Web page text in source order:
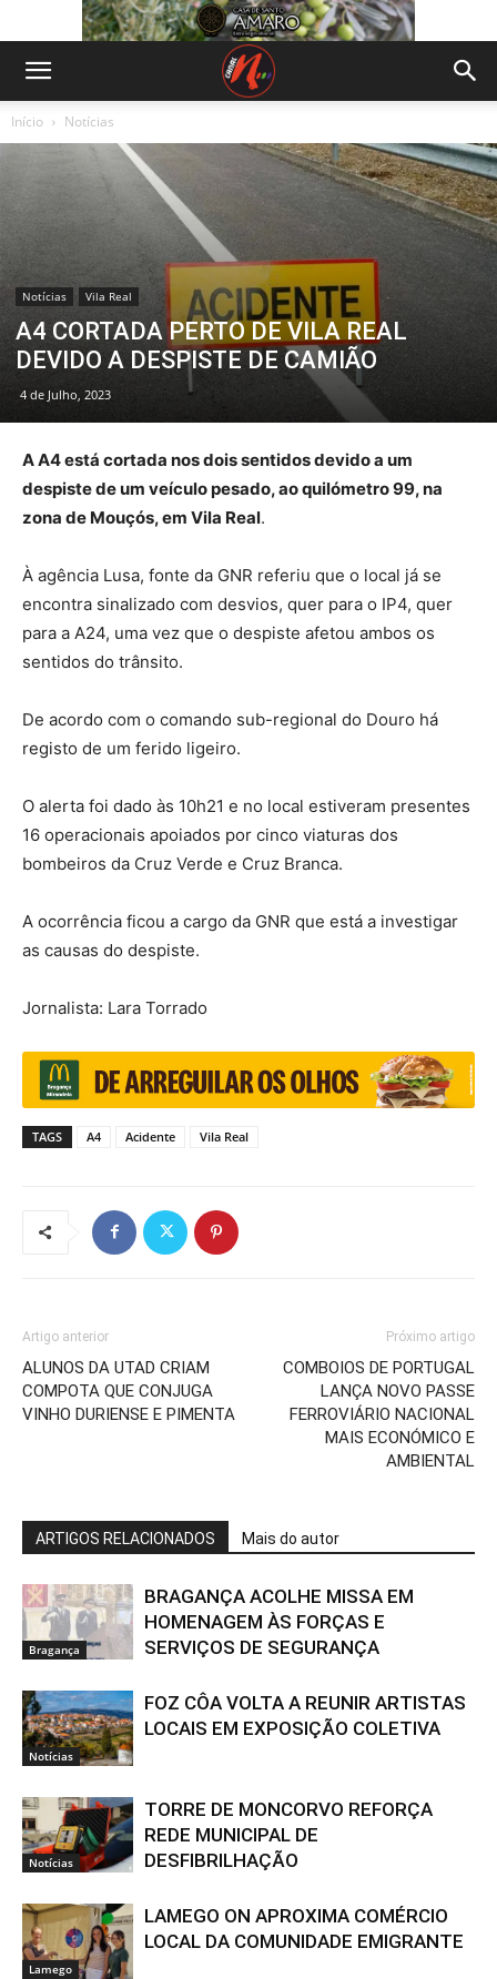
Início Notícias
Notícias Vila Real
A4 CORTADA PERTO DE VILA REAL
DEVIDO A DESPISTE DE CAMIÃO
4 de Julho, 2023
A A4 está cortada nos dois sentidos devido a um
despiste de um veículo pesado, ao quilómetro 99, na
zona de Mouçós, em Vila Real.
À agência Lusa, fonte da GNR referiu que o local já se
encontra sinalizado com desvios, quer para o IP4, quer
para a A24, uma vez que o despiste afetou ambos os
sentidos do trânsito.
De acordo com o comando sub-regional do Douro há
registo de um ferido ligeiro.
O alerta foi dado às 10h21 e no local estiveram presentes
16 operacionais apoiados por cinco viaturas dos
bombeiros da Cruz Verde e Cruz Branca.
A ocorrência ficou a cargo da GNR que está a investigar
as causas do despiste.
Jornalista: Lara Torrado
TAGS A4 Acidente Vila Real
Artigo anterior
ALUNOS DA UTAD CRIAM
COMPOTA QUE CONJUGA
VINHO DURIENSE E PIMENTA
Próximo artigo
COMBOIOS DE PORTUGAL
LANÇA NOVO PASSE
FERROVIÁRIO NACIONAL
MAIS ECONÓMICO E
AMBIENTAL
ARTIGOS RELACIONADOS Mais do autor
Bragança
BRAGANÇA ACOLHE MISSA EM
HOMENAGEM ÀS FORÇAS E
SERVIÇOS DE SEGURANÇA
Notícias
FOZ CÔA VOLTA A REUNIR ARTISTAS
LOCAIS EM EXPOSIÇÃO COLETIVA
Notícias
TORRE DE MONCORVO REFORÇA
REDE MUNICIPAL DE
DESFIBRILHAÇÃO
Lamego
LAMEGO ON APROXIMA COMÉRCIO
LOCAL DA COMUNIDADE EMIGRANTE